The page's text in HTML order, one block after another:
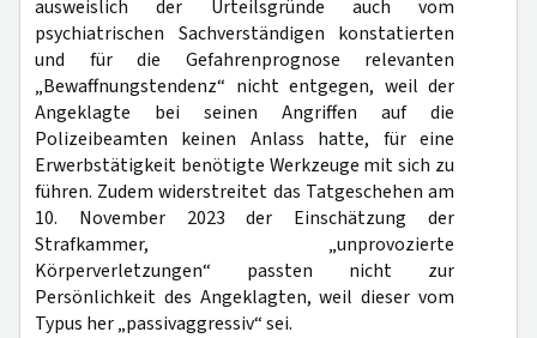
ausweislich der Urteilsgründe auch vom
psychiatrischen Sachverständigen konstatierten
und für die Gefahrenprognose relevanten
„Bewaffnungstendenz“ nicht entgegen, weil der
Angeklagte bei seinen Angriffen auf die
Polizeibeamten keinen Anlass hatte, für eine
Erwerbstätigkeit benötigte Werkzeuge mit sich zu
führen. Zudem widerstreitet das Tatgeschehen am
10. November 2023 der Einschätzung der
Strafkammer, „unprovozierte
Körperverletzungen“ passten nicht zur
Persönlichkeit des Angeklagten, weil dieser vom
Typus her „passivaggressiv“ sei.